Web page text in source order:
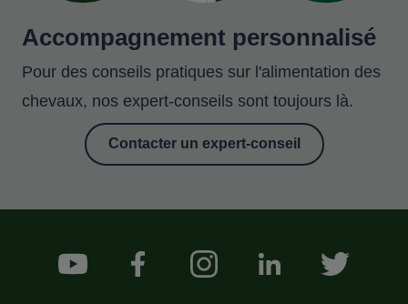
Accompagnement personnalisé
Pour des conseils pratiques sur l'alimentation des
chevaux, nos expert-conseils sont toujours là.
Contacter un expert-conseil
Footer Social Medias
YouTube Facebook Instagram LinkedIn Twitter